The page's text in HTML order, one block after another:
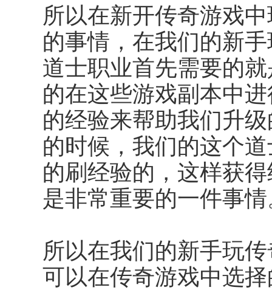
所以在新开传奇游戏
的事情，在我们的新
道士职业首先需要的
的在这些游戏副本中
的经验来帮助我们升
的时候，我们的这个
的刷经验的，这样获
是非常重要的一件事
所以在我们的新手玩
可以在传奇游戏中选